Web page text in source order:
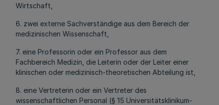
Wirtschaft,
6. zwei externe Sachverständige aus dem Bereich der
medizinischen Wissenschaft,
7. eine Professorin oder ein Professor aus dem
Fachbereich Medizin, die Leiterin oder der Leiter einer
klinischen oder medizinisch-theoretischen Abteilung ist,
8. eine Vertreterin oder ein Vertreter des
wissenschaftlichen Personal (§ 15 Universitätsklinikum-